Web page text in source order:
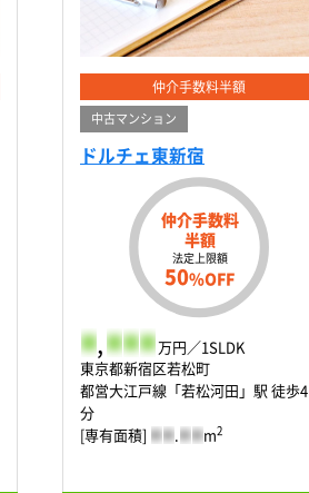
仲介手数料半額
中古マンション
ドルチェ東新宿
仲介手数料
半額
法定上限額
50%OFF
- ,- - - 万円／1SLDK
東京都新宿区若松町
都営大江戸線「若松河田」駅 徒歩4
分
[専有面積] - - .- - m2